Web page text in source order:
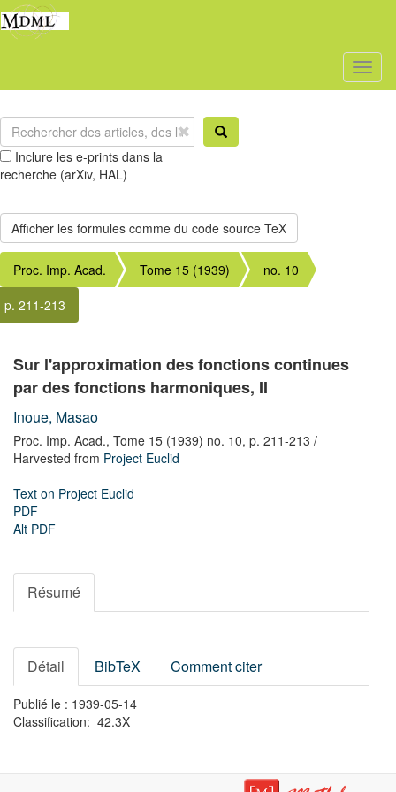
Inclure les e-prints dans la
recherche (arXiv, HAL)
Proc. Imp. Acad. Tome 15 (1939)
no. 10
p. 211-213
Sur l'approximation des fonctions continues
par des fonctions harmoniques, II
Inoue, Masao
Proc. Imp. Acad., Tome 15 (1939) no. 10, p. 211-213 /
Harvested from Project Euclid
Text on Project Euclid
PDF
Alt PDF
Résumé
Détail BibTeX Comment citer
Publié le : 1939-05-14
Classification: 42.3X